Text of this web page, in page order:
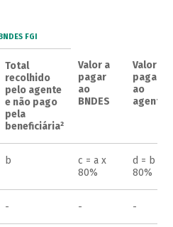
BNDES FGI
Total
recolhido
pelo agente
e não pago
pela
beneficiária²
Valor a
pagar
ao
BNDES
Valor a
pagar
ao
agente
b
c = a x
80%
d = b x
80%
- - -